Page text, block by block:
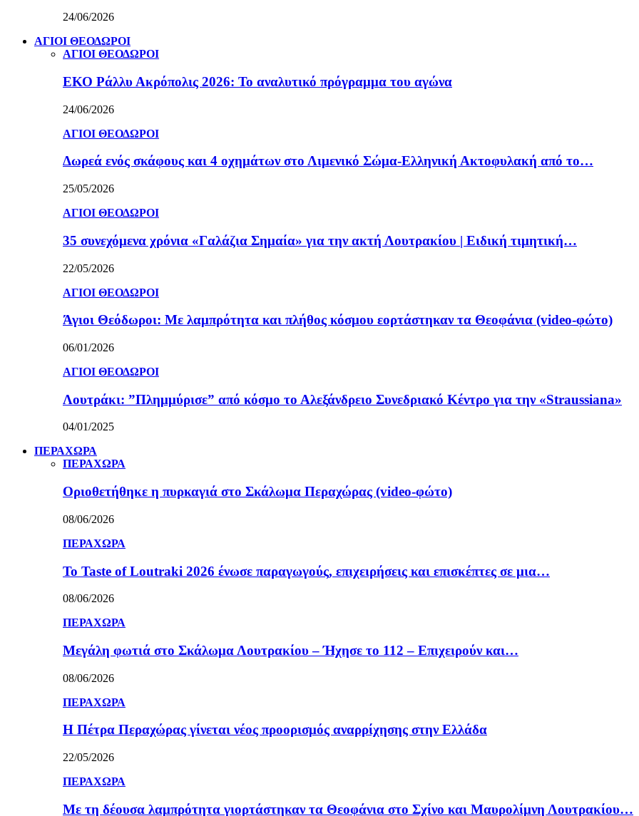
24/06/2026
ΑΓΙΟΙ ΘΕΟΔΩΡΟΙ
ΑΓΙΟΙ ΘΕΟΔΩΡΟΙ
ΕΚΟ Ράλλυ Ακρόπολις 2026: Το αναλυτικό πρόγραμμα του αγώνα
24/06/2026
ΑΓΙΟΙ ΘΕΟΔΩΡΟΙ
Δωρεά ενός σκάφους και 4 οχημάτων στο Λιμενικό Σώμα-Ελληνική Ακτοφυλακή από το…
25/05/2026
ΑΓΙΟΙ ΘΕΟΔΩΡΟΙ
35 συνεχόμενα χρόνια «Γαλάζια Σημαία» για την ακτή Λουτρακίου | Ειδική τιμητική…
22/05/2026
ΑΓΙΟΙ ΘΕΟΔΩΡΟΙ
Άγιοι Θεόδωροι: Με λαμπρότητα και πλήθος κόσμου εορτάστηκαν τα Θεοφάνια (video-φώτο)
06/01/2026
ΑΓΙΟΙ ΘΕΟΔΩΡΟΙ
Λουτράκι: ”Πλημμύρισε” από κόσμο το Αλεξάνδρειο Συνεδριακό Κέντρο για την «Straussiana»
04/01/2025
ΠΕΡΑΧΩΡΑ
ΠΕΡΑΧΩΡΑ
Οριοθετήθηκε η πυρκαγιά στο Σκάλωμα Περαχώρας (video-φώτο)
08/06/2026
ΠΕΡΑΧΩΡΑ
Το Taste of Loutraki 2026 ένωσε παραγωγούς, επιχειρήσεις και επισκέπτες σε μια…
08/06/2026
ΠΕΡΑΧΩΡΑ
Μεγάλη φωτιά στο Σκάλωμα Λουτρακίου – Ήχησε το 112 – Επιχειρούν και…
08/06/2026
ΠΕΡΑΧΩΡΑ
Η Πέτρα Περαχώρας γίνεται νέος προορισμός αναρρίχησης στην Ελλάδα
22/05/2026
ΠΕΡΑΧΩΡΑ
Με τη δέουσα λαμπρότητα γιορτάστηκαν τα Θεοφάνια στο Σχίνο και Μαυρολίμνη Λουτρακίου…